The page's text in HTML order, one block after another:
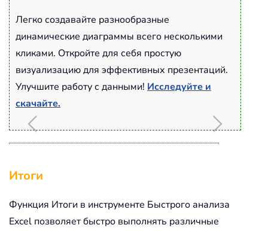
Легко создавайте разнообразные
динамические диаграммы всего несколькими
кликами. Откройте для себя простую
визуализацию для эффективных презентаций.
Улучшите работу с данными! Исследуйте и
скачайте.
Диаграмма колоколообразной кривой
Итоги
Функция Итоги в инструменте Быстрого анализа
Excel позволяет быстро выполнять различные